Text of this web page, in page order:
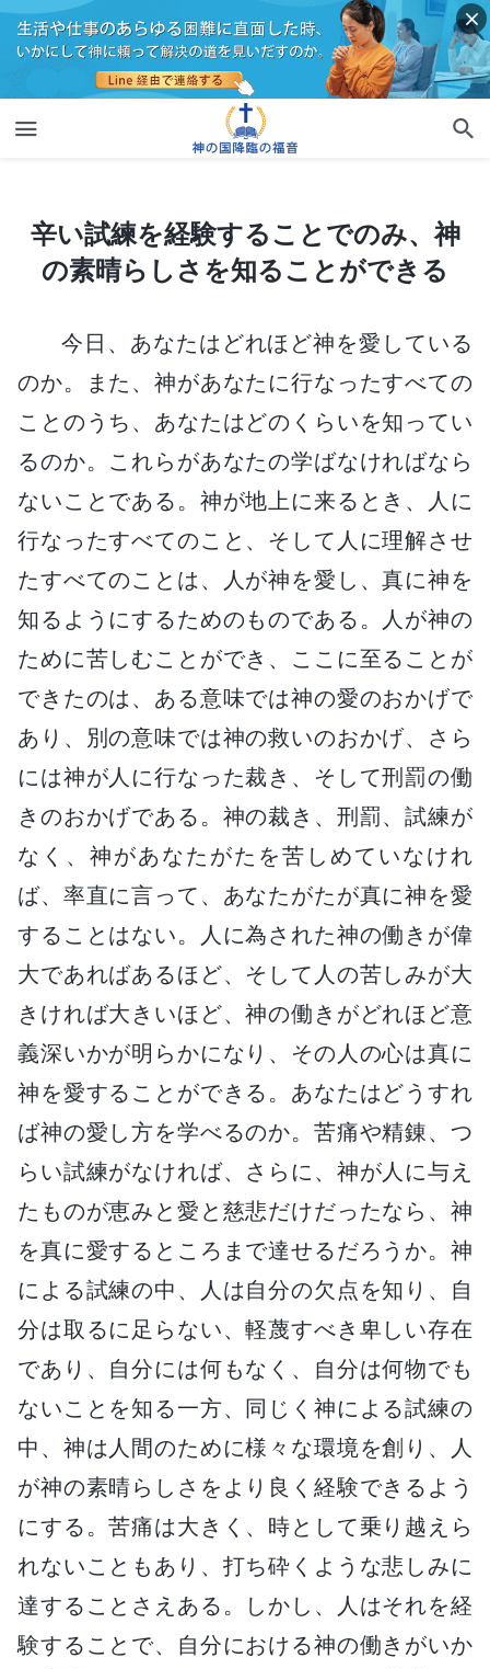
辛い試練を経験することでのみ、神
の素晴らしさを知ることができる
今日、あなたはどれほど神を愛している
のか。また、神があなたに行なったすべての
ことのうち、あなたはどのくらいを知ってい
るのか。これらがあなたの学ばなければなら
ないことである。神が地上に来るとき、人に
行なったすべてのこと、そして人に理解させ
たすべてのことは、人が神を愛し、真に神を
知るようにするためのものである。人が神の
ために苦しむことができ、ここに至ることが
できたのは、ある意味では神の愛のおかげで
あり、別の意味では神の救いのおかげ、さら
には神が人に行なった裁き、そして刑罰の働
きのおかげである。神の裁き、刑罰、試練が
なく、神があなたがたを苦しめていなけれ
ば、率直に言って、あなたがたが真に神を愛
することはない。人に為された神の働きが偉
大であればあるほど、そして人の苦しみが大
きければ大きいほど、神の働きがどれほど意
義深いかが明らかになり、その人の心は真に
神を愛することができる。あなたはどうすれ
ば神の愛し方を学べるのか。苦痛や精錬、つ
らい試練がなければ、さらに、神が人に与え
たものが恵みと愛と慈悲だけだったなら、神
を真に愛するところまで達せるだろうか。神
による試練の中、人は自分の欠点を知り、自
分は取るに足らない、軽蔑すべき卑しい存在
であり、自分には何もなく、自分は何物でも
ないことを知る一方、同じく神による試練の
中、神は人間のために様々な環境を創り、人
が神の素晴らしさをより良く経験できるよう
にする。苦痛は大きく、時として乗り越えら
れないこともあり、打ち砕くような悲しみに
達することさえある。しかし、人はそれを経
験することで、自分における神の働きがいか